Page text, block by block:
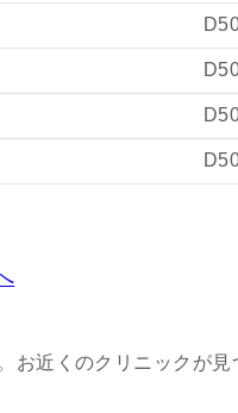
近くのクリニックが